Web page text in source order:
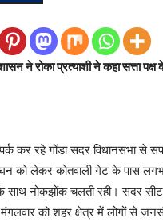
ने रोका प्रत्याशी ने कहा सत्ता
कर रहे गोंडा सदर विधानसभा से
को लेकर कोतवाली गेट के पास
साथ नोकझोंक चलती रही। सदर सीट
को शहर क्षेत्र में लोगों से